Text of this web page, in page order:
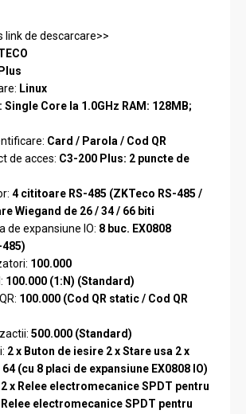
link de descarcare>>
Linux
Single Core la 1.0GHz RAM: 128MB;
Card / Parola / Cod QR
de acces: C3-200 Plus: 2 puncte de
4 cititoare RS-485 (ZKTeco RS-485 /
Wiegand de 26 / 34 / 66 biti
de expansiune IO: 8 buc. EX0808
100.000
100.000 (1:N) (Standard)
100.000 (Cod QR static / Cod QR
500.000 (Standard)
2 x Buton de iesire 2 x Stare usa 2 x
64 (cu 8 placi de expansiune EX0808 IO)
2 x Relee electromecanice SPDT pentru
electromecanice SPDT pentru